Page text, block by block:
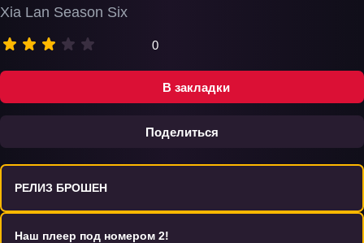
В закладки
Поделиться
Xia Lan Season Six
0
РЕЛИЗ БРОШЕН
Наш плеер под номером 2!